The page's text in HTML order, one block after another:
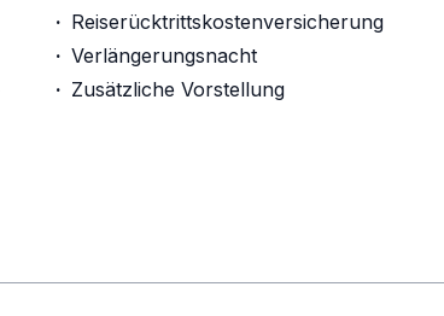
· Reiserücktrittskostenversicherung
· Verlängerungsnacht
· Zusätzliche Vorstellung